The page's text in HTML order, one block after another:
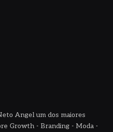
Angel um dos maiores
Growth - Branding - Moda -